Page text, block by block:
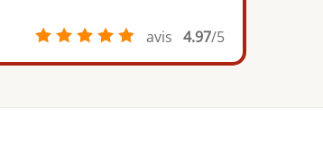
avis 4.97/5